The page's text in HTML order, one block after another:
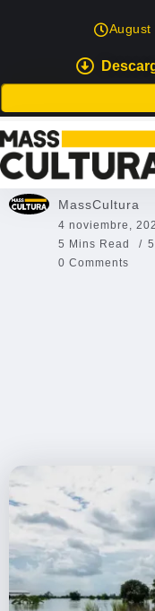
August
OPINIÓN
‘Lo
'Lo imposible' por
MassCultura
4 noviembre,
5 Mins Read
0 Comments